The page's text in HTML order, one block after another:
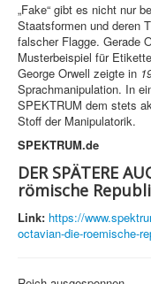
„Fake“ gibt es nicht nur
Staatsformen und deren
falscher Flagge. Gerade
Musterbeispiel für
George Orwell zeigte in
Sprachmanipulation. In
SPEKTRUM dem stets
Stoff der Manipulatorik.
SPEKTRUM.de
DER SPÄTERE
römische
Link: https://
octavian-die-roemische-